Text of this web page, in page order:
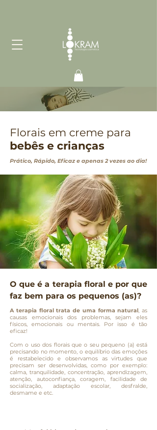
Florais em creme para
bebês e crianças
Prático, Rápido, Eficaz e apenas 2 vezes ao dia!
O que é a terapia floral e por que
faz bem para os pequenos (as)?
A terapia floral trata de uma forma natural, as
causas emocionais dos problemas, sejam eles
físicos, emocionais ou mentais. Por isso é tão
eficaz!
Com o uso dos florais que o seu pequeno (a) está
precisando no momento, o equilíbrio das emoções
é restabelecido e observamos as virtudes que
precisam ser desenvolvidas, como por exemplo:
calma, tranquilidade, concentração, aprendizagem,
atenção, autoconfiança, coragem, facilidade de
socialização, adaptação escolar, desfralde,
desmame e etc.